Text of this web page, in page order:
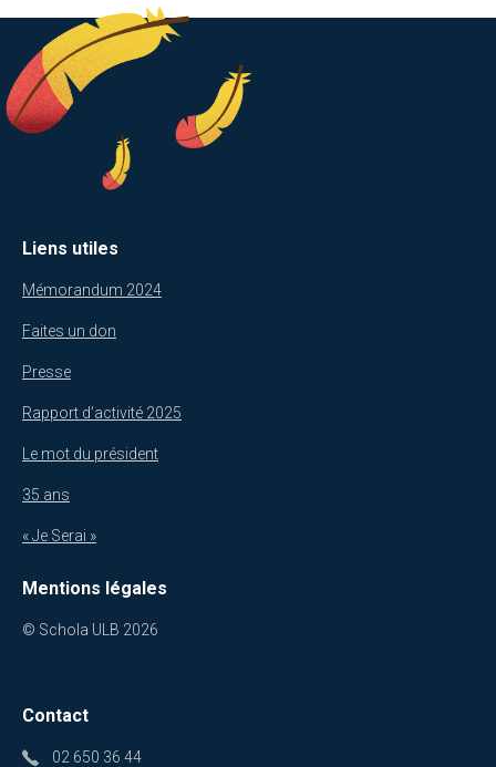
Liens utiles
Mémorandum 2024
Faites un don
Presse
Rapport d’activité 2025
Le mot du président
35 ans
« Je Serai »
Mentions légales
© Schola ULB 2026
Contact
02 650 36 44